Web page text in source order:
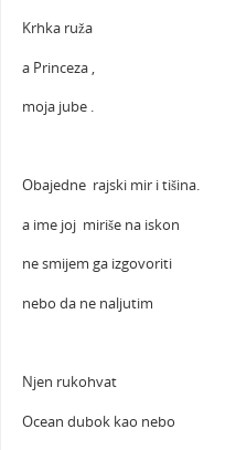
Krhka ruža
a Princeza ,
moja jube .
Obajedne rajski mir i tišina.
a ime joj miriše na iskon
ne smijem ga izgovoriti
nebo da ne naljutim
Njen rukohvat
Ocean dubok kao nebo